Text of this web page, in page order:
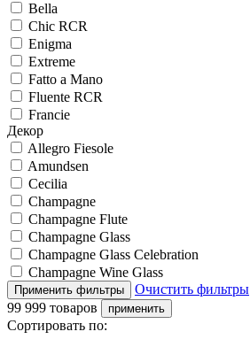
Bella
Chic RCR
Enigma
Extreme
Fatto a Mano
Fluente RCR
Francie
Декор
Allegro Fiesole
Amundsen
Cecilia
Champagne
Champagne Flute
Champagne Glass
Champagne Glass Celebration
Champagne Wine Glass
Очистить фильтры
99 999 товаров
Сортировать по: